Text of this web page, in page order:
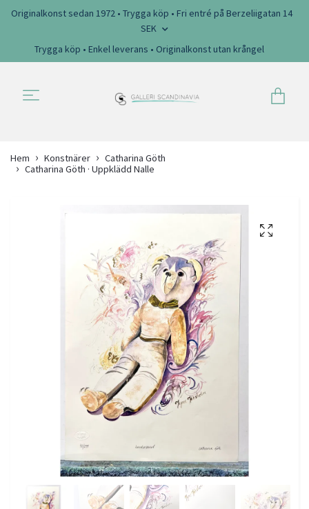
Originalkonst sedan 1972 • Trygga köp • Fri entré på Berzeliigatan 14
SEK
Trygga köp • Enkel leverans • Originalkonst utan krångel
Hem Konstnärer
Catharina Göth
Catharina Göth · Uppklädd Nalle